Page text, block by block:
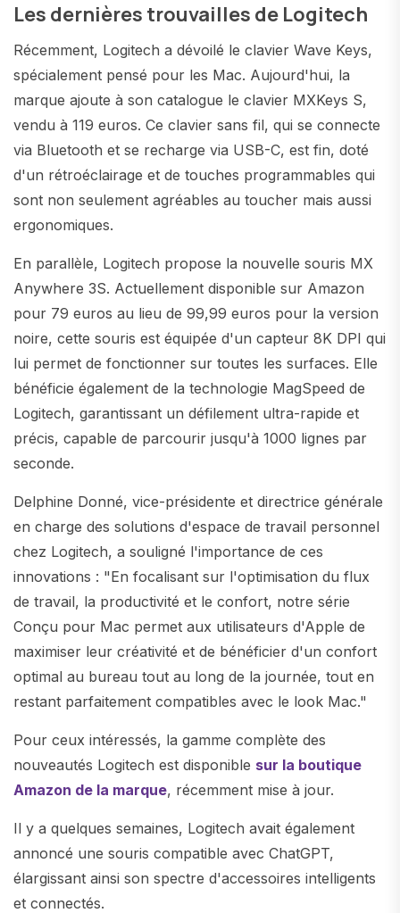
Les dernières trouvailles de Logitech
Récemment, Logitech a dévoilé le clavier Wave Keys,
spécialement pensé pour les Mac. Aujourd'hui, la
marque ajoute à son catalogue le clavier MXKeys S,
vendu à 119 euros. Ce clavier sans fil, qui se connecte
via Bluetooth et se recharge via USB-C, est fin, doté
d'un rétroéclairage et de touches programmables qui
sont non seulement agréables au toucher mais aussi
ergonomiques.
En parallèle, Logitech propose la nouvelle souris MX
Anywhere 3S. Actuellement disponible sur Amazon
pour 79 euros au lieu de 99,99 euros pour la version
noire, cette souris est équipée d'un capteur 8K DPI qui
lui permet de fonctionner sur toutes les surfaces. Elle
bénéficie également de la technologie MagSpeed de
Logitech, garantissant un défilement ultra-rapide et
précis, capable de parcourir jusqu'à 1000 lignes par
seconde.
Delphine Donné, vice-présidente et directrice générale
en charge des solutions d'espace de travail personnel
chez Logitech, a souligné l'importance de ces
innovations : "En focalisant sur l'optimisation du flux
de travail, la productivité et le confort, notre série
Conçu pour Mac permet aux utilisateurs d'Apple de
maximiser leur créativité et de bénéficier d'un confort
optimal au bureau tout au long de la journée, tout en
restant parfaitement compatibles avec le look Mac."
Pour ceux intéressés, la gamme complète des
nouveautés Logitech est disponible sur la boutique
Amazon de la marque, récemment mise à jour.
Il y a quelques semaines, Logitech avait également
annoncé une souris compatible avec ChatGPT,
élargissant ainsi son spectre d'accessoires intelligents
et connectés.